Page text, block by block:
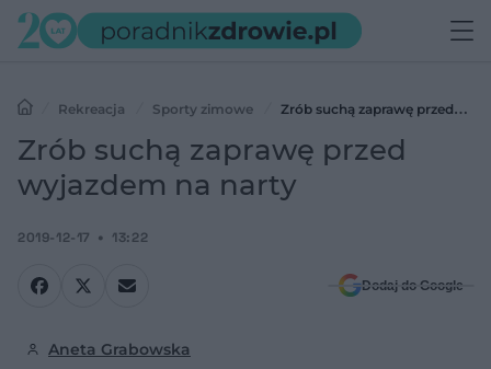
Rekreacja Sporty zimowe
Zrób suchą zaprawę przed
wyjazdem na narty
Zrób suchą zaprawę przed
wyjazdem na narty
2019-12-17 13:22
Dodaj do Google
Aneta Grabowska